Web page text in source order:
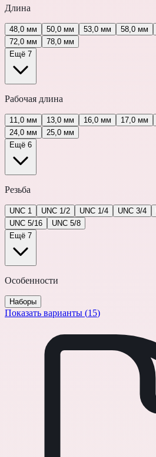
Длина
48,0 мм 50,0 мм 53,0 мм 58,0 мм
72,0 мм
78,0 мм
Ещё 7
Рабочая длина
11,0 мм 13,0 мм 16,0 мм 17,0 мм
24,0 мм
25,0 мм
Ещё 6
Резьба
UNC 1 UNC 1/2 UNC 1/4 UNC 3/4
UNC 5/16
UNC 5/8
Ещё 7
Особенности
Наборы
Показать варианты (15)